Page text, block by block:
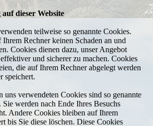
dieser Website
teilweise so genannte Cookies.
Rechner keinen Schaden an und
Cookies dienen dazu, unser Angebot
und sicherer zu machen. Cookies
die auf Ihrem Rechner abgelegt werden
speichert.
uns verwendeten Cookies sind so genannte
Sie werden nach Ende Ihres Besuchs
Andere Cookies bleiben auf Ihrem
bis Sie diese löschen. Diese Cookies